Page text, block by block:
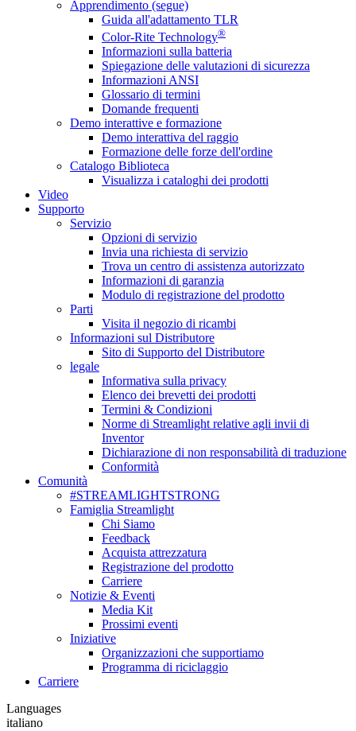
Apprendimento (segue)
Guida all'adattamento TLR
Color-Rite Technology®
Informazioni sulla batteria
Spiegazione delle valutazioni di sicurezza
Informazioni ANSI
Glossario di termini
Domande frequenti
Demo interattive e formazione
Demo interattiva del raggio
Formazione delle forze dell'ordine
Catalogo Biblioteca
Visualizza i cataloghi dei prodotti
Video
Supporto
Servizio
Opzioni di servizio
Invia una richiesta di servizio
Trova un centro di assistenza autorizzato
Informazioni di garanzia
Modulo di registrazione del prodotto
Parti
Visita il negozio di ricambi
Informazioni sul Distributore
Sito di Supporto del Distributore
legale
Informativa sulla privacy
Elenco dei brevetti dei prodotti
Termini & Condizioni
Norme di Streamlight relative agli invii di
Inventor
Dichiarazione di non responsabilità di traduzione
Conformità
Comunità
#STREAMLIGHTSTRONG
Famiglia Streamlight
Chi Siamo
Feedback
Acquista attrezzatura
Registrazione del prodotto
Carriere
Notizie & Eventi
Media Kit
Prossimi eventi
Iniziative
Organizzazioni che supportiamo
Programma di riciclaggio
Carriere
Languages
italiano